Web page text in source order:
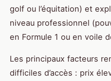
golf ou l’équitation) et
niveau professionnel
en Formule 1 ou en voile
Les principaux facteurs
difficiles d’accès : prix